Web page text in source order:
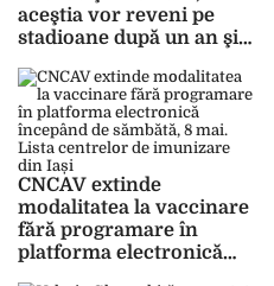
aceştia vor reveni pe
stadioane după un an şi 2
CNCAV extinde
modalitatea la vaccinare
fără programare în
platforma electronică